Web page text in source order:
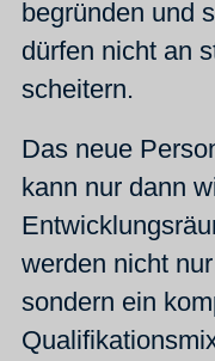
begründen und
dürfen nicht an
scheitern.
Das neue
kann nur dann
werden nicht
sondern ein